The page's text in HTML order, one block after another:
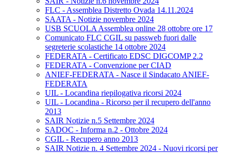
FLC - Assemblea Distretto Ovada 14.11.2024
SAATA - Notizie novembre 2024
USB SCUOLA Assemblea online 28 ottobre ore 17
Comunicato FLC CGIL su passweb fuori dalle
segreterie scolastiche 14 ottobre 2024
FEDERATA - Certificato EDSC DIGCOMP 2.2
FEDERATA - Convenzione per CIAD
ANIEF-FEDERATA - Nasce il Sindacato ANIEF-
FEDERATA
UIL - Locandina riepilogativa ricorsi 2024
UIL - Locandina - Ricorso per il recupero dell'anno
2013
SAIR Notizie n.5 Settembre 2024
SADOC - Informa n.2 - Ottobre 2024
CGIL - Recupero anno 2013
SAIR Notizie n. 4 Settembre 2024 - Nuovi ricorsi per